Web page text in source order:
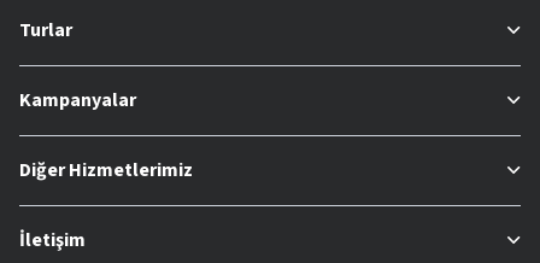
Turlar
Kampanyalar
Diğer Hizmetlerimiz
İletişim